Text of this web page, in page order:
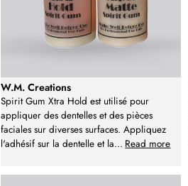
W.M. Creations
Spirit Gum Xtra Hold est utilisé pour
appliquer des dentelles et des pièces
faciales sur diverses surfaces. Appliquez
l'adhésif sur la dentelle et la... Read more